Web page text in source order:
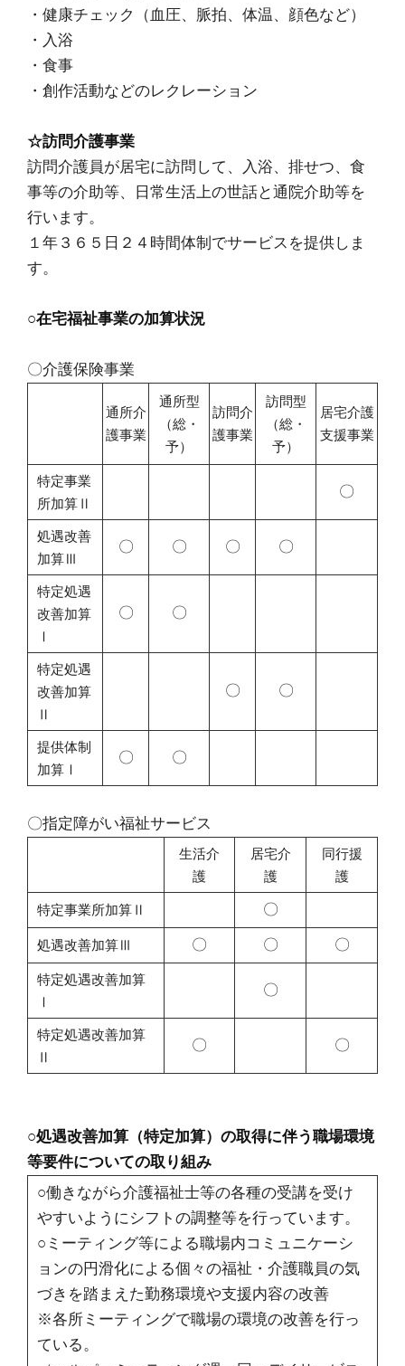
・健康チェック（血圧、脈拍、体温、顔色など）
・入浴
・食事
・創作活動などのレクレーション
☆訪問介護事業
訪問介護員が居宅に訪問して、入浴、排せつ、食
事等の介助等、日常生活上の世話と通院介助等を
行います。
１年３６５日２４時間体制でサービスを提供しま
す。
○在宅福祉事業の加算状況
〇介護保険事業
通所介
護事業
通所型
（総・
予）
訪問介
護事業
訪問型
（総・
予）
居宅介護
支援事業
特定事業
所加算Ⅱ
〇
処遇改善
加算Ⅲ
〇 〇 〇 〇
特定処遇
改善加算
Ⅰ
〇 〇
特定処遇
改善加算
Ⅱ
〇 〇
提供体制
加算Ⅰ
〇 〇
〇指定障がい福祉サービス
生活介
護
居宅介
護
同行援
護
特定事業所加算Ⅱ 〇
処遇改善加算Ⅲ 〇 〇 〇
特定処遇改善加算
Ⅰ
〇
特定処遇改善加算
Ⅱ
〇 〇
○処遇改善加算（特定加算）の取得に伴う職場環境
等要件についての取り組み
○働きながら介護福祉士等の各種の受講を受け
やすいようにシフトの調整等を行っています。
○ミーティング等による職場内コミュニケーシ
ョンの円滑化による個々の福祉・介護職員の気
づきを踏まえた勤務環境や支援内容の改善
※各所ミーティングで職場の環境の改善を行っ
ている。